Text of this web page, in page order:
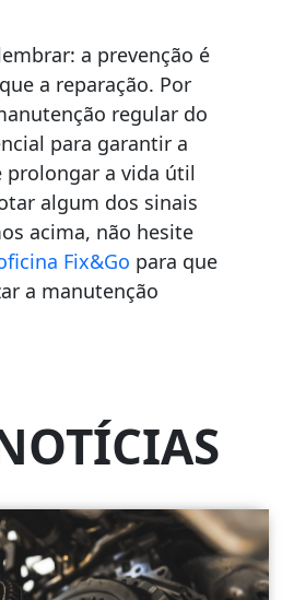
a prevenção é
a reparação. Por
regular do
para garantir a
prolongar a vida útil
algum dos sinais
acima, não hesite
Fix&Go para que
a manutenção